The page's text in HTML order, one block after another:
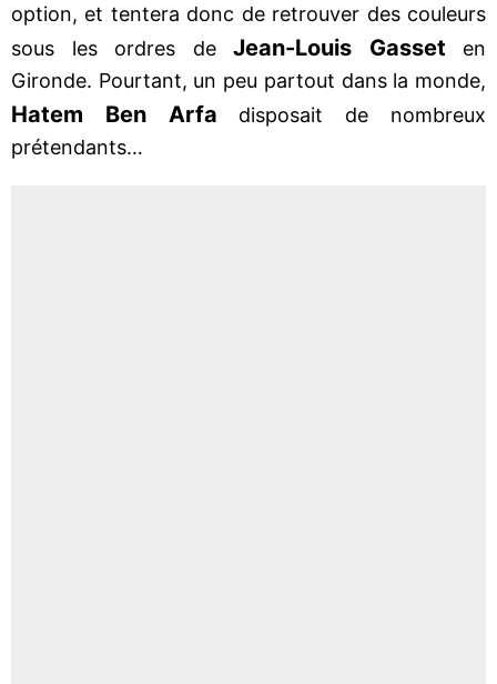
option, et tentera donc de retrouver des couleurs
sous les ordres de Jean-Louis Gasset en
Gironde. Pourtant, un peu partout dans la monde,
Hatem Ben Arfa disposait de nombreux
prétendants…